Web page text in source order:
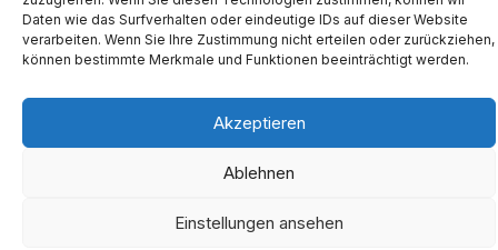
Daten wie das Surfverhalten oder eindeutige IDs auf dieser Website
verarbeiten. Wenn Sie Ihre Zustimmung nicht erteilen oder zurückziehen,
können bestimmte Merkmale und Funktionen beeinträchtigt werden.
Akzeptieren
Ablehnen
Einstellungen ansehen
Impressum
Datenschutzerklärung
Cookie-Richtlinie (EU)